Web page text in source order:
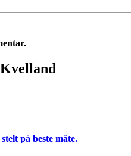
på beste måte.